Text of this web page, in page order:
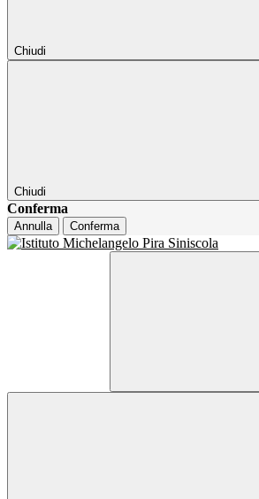
Chiudi
Chiudi
Conferma
Annulla Conferma